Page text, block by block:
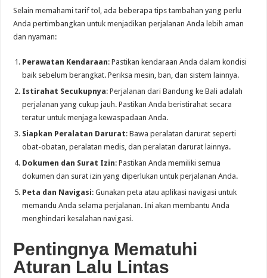
Selain memahami tarif tol, ada beberapa tips tambahan yang perlu
Anda pertimbangkan untuk menjadikan perjalanan Anda lebih aman
dan nyaman:
Perawatan Kendaraan: Pastikan kendaraan Anda dalam kondisi
baik sebelum berangkat. Periksa mesin, ban, dan sistem lainnya.
Istirahat Secukupnya: Perjalanan dari Bandung ke Bali adalah
perjalanan yang cukup jauh. Pastikan Anda beristirahat secara
teratur untuk menjaga kewaspadaan Anda.
Siapkan Peralatan Darurat: Bawa peralatan darurat seperti
obat-obatan, peralatan medis, dan peralatan darurat lainnya.
Dokumen dan Surat Izin: Pastikan Anda memiliki semua
dokumen dan surat izin yang diperlukan untuk perjalanan Anda.
Peta dan Navigasi: Gunakan peta atau aplikasi navigasi untuk
memandu Anda selama perjalanan. Ini akan membantu Anda
menghindari kesalahan navigasi.
Pentingnya Mematuhi
Aturan Lalu Lintas